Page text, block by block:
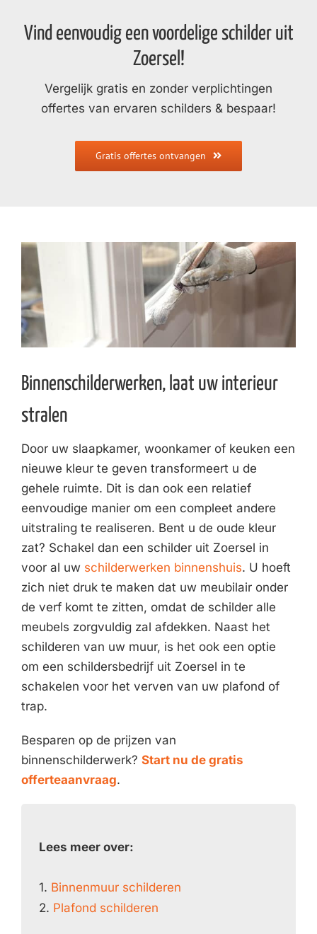
Vind eenvoudig een voordelige schilder uit
Zoersel!
Vergelijk gratis en zonder verplichtingen
offertes van ervaren schilders & bespaar!
Gratis offertes ontvangen
Binnenschilderwerken, laat uw interieur
stralen
Door uw slaapkamer, woonkamer of keuken een
nieuwe kleur te geven transformeert u de
gehele ruimte. Dit is dan ook een relatief
eenvoudige manier om een compleet andere
uitstraling te realiseren. Bent u de oude kleur
zat? Schakel dan een schilder uit Zoersel in
voor al uw schilderwerken binnenshuis. U hoeft
zich niet druk te maken dat uw meubilair onder
de verf komt te zitten, omdat de schilder alle
meubels zorgvuldig zal afdekken. Naast het
schilderen van uw muur, is het ook een optie
om een schildersbedrijf uit Zoersel in te
schakelen voor het verven van uw plafond of
trap.
Besparen op de prijzen van
binnenschilderwerk? Start nu de gratis
offerteaanvraag.
Lees meer over:
1. Binnenmuur schilderen
2. Plafond schilderen